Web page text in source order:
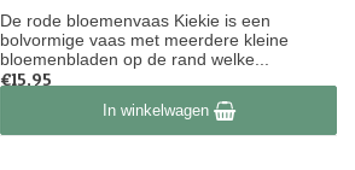
De rode bloemenvaas Kiekie is een
bolvormige vaas met meerdere kleine
bloemenbladen op de rand welke...
€15,95
Op voorraadIn winkelwagen